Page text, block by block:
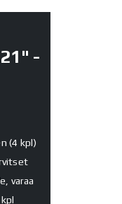
-
(4 kpl)
varaa